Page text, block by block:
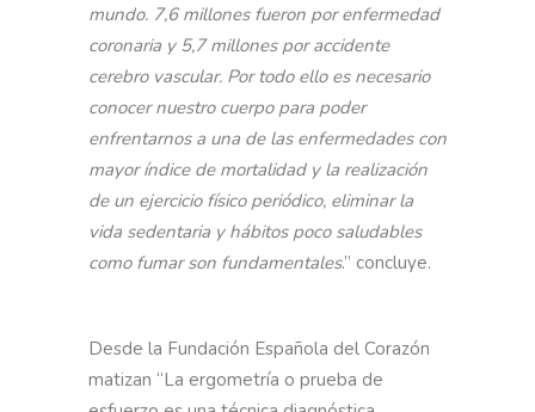
mundo. 7,6 millones fueron por enfermedad
coronaria y 5,7 millones por accidente
cerebro vascular. Por todo ello es necesario
conocer nuestro cuerpo para poder
enfrentarnos a una de las enfermedades con
mayor índice de mortalidad y la realización
de un ejercicio físico periódico, eliminar la
vida sedentaria y hábitos poco saludables
como fumar son fundamentales.” concluye.
Desde la Fundación Española del Corazón
matizan “La ergometría o prueba de